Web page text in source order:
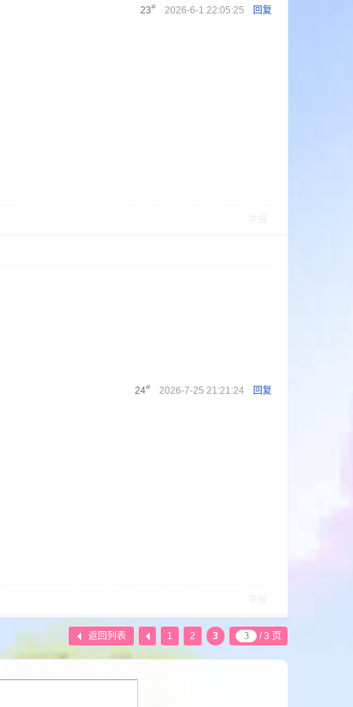
23# 2026-6-1 22:05:25 回复
24# 2026-7-25 21:21:24 回复
1 2 3 / 3 页
返回列表